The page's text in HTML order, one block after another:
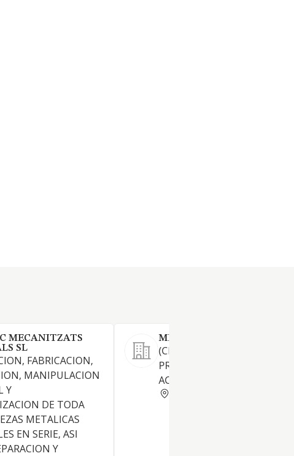
MECANITZATS
SL
FABRICACION,
MANIPULACION
Y
DE TODA
METALICAS
EN SERIE, ASI
Y
MECANITZATS RULLO SL.
(CNAE 2410) FABRICACION
PRODUCTOS BASICOS DE
ACERO Y FERROALEACIONES